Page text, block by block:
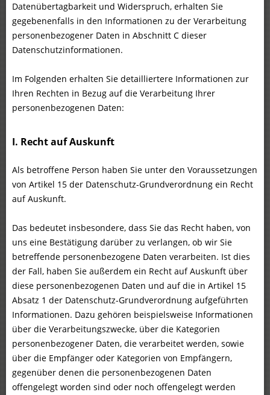
Datenübertagbarkeit und Widerspruch, erhalten Sie
gegebenenfalls in den Informationen zu der Verarbeitung
personenbezogener Daten in Abschnitt C dieser
Datenschutzinformationen.
Im Folgenden erhalten Sie detailliertere Informationen zur
Ihren Rechten in Bezug auf die Verarbeitung Ihrer
personenbezogenen Daten:
I. Recht auf Auskunft
Als betroffene Person haben Sie unter den Voraussetzungen
von Artikel 15 der Datenschutz-Grundverordnung ein Recht
auf Auskunft.
Das bedeutet insbesondere, dass Sie das Recht haben, von
uns eine Bestätigung darüber zu verlangen, ob wir Sie
betreffende personenbezogene Daten verarbeiten. Ist dies
der Fall, haben Sie außerdem ein Recht auf Auskunft über
diese personenbezogenen Daten und auf die in Artikel 15
Absatz 1 der Datenschutz-Grundverordnung aufgeführten
Informationen. Dazu gehören beispielsweise Informationen
über die Verarbeitungszwecke, über die Kategorien
personenbezogener Daten, die verarbeitet werden, sowie
über die Empfänger oder Kategorien von Empfängern,
gegenüber denen die personenbezogenen Daten
offengelegt worden sind oder noch offengelegt werden